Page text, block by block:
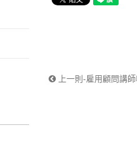
上一則-雇用顧問講師